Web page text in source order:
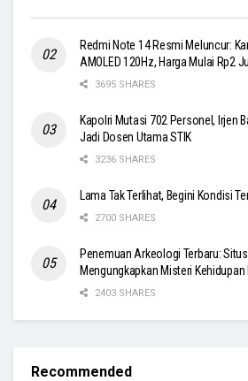
Redmi Note 14 Resmi Meluncur:
AMOLED 120Hz, Harga Mulai Rp2
3695 SHARES
Kapolri Mutasi 702 Personel, Irjen
Jadi Dosen Utama STIK
3236 SHARES
Lama Tak Terlihat, Begini Kondisi
2700 SHARES
Penemuan Arkeologi Terbaru:
Mengungkapkan Misteri Kehidupan
2403 SHARES
Recommended